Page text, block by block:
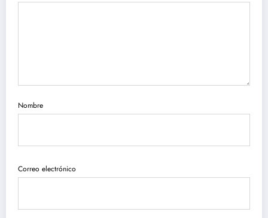
Nombre
Correo electrónico